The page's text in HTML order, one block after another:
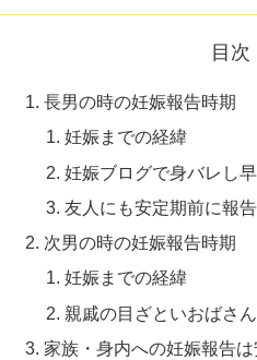
目次
長男の時の妊娠報告時期
妊娠までの経緯
妊娠ブログで身バレし
友人にも安定期前に報
次男の時の妊娠報告時期
妊娠までの経緯
親戚の目ざといおばさ
家族・身内への妊娠報告